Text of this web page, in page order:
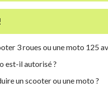
3 roues ou une moto 125
est-il autorisé ?
un scooter ou une moto ?